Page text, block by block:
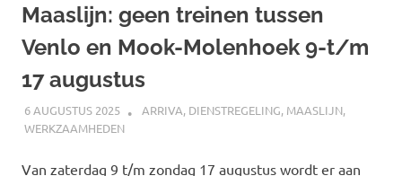
Maaslijn: geen treinen tussen
Venlo en Mook-Molenhoek 9-t/m
17 augustus
6 AUGUSTUS 2025 SPOORZOEKER
ARRIVA, DIENSTREGELING, MAASLIJN,
WERKZAAMHEDEN
Van zaterdag 9 t/m zondag 17 augustus wordt er aan